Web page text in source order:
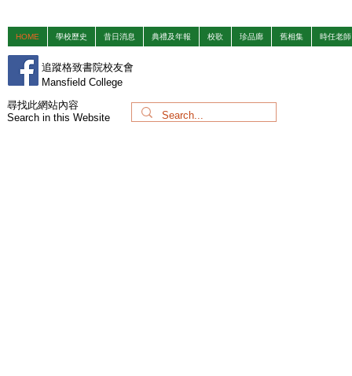
HOME 學校歷史 昔日消息 典禮及年報 校歌 珍品廊 舊相集 時任老師
追蹤格致書院校友會
Mansfield College
​尋找此網站內容
Search in this Website